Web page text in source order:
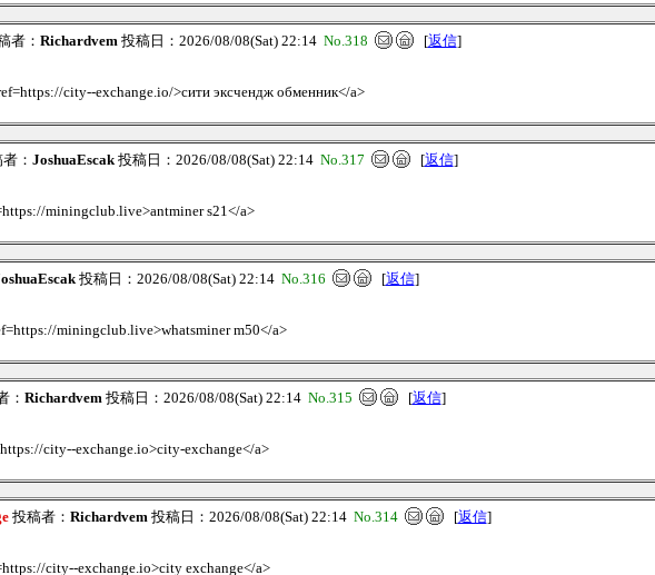
者： Richardvem投稿日：2026/08/08(Sat) 22:14 No.318 [返信]
city--exchange.io/>сити эксчендж обменник</a>
： JoshuaEscak投稿日：2026/08/08(Sat) 22:14 No.317 [返信]
miningclub.live>antminer s21</a>
投稿日：2026/08/08(Sat) 22:14 No.316 [返信]
miningclub.live>whatsminer m50</a>
： Richardvem投稿日：2026/08/08(Sat) 22:14 No.315 [返信]
city--exchange.io>city-exchange</a>
投稿者： Richardvem投稿日：2026/08/08(Sat) 22:14 No.314 [返信]
city--exchange.io>city exchange</a>